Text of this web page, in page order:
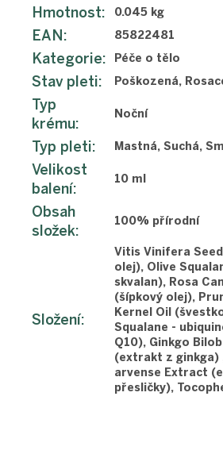
Hmotnost: 0.045 kg
EAN: 85822481
Kategorie: Péče o tělo
Stav pleti: Poškozená,
Typ
krému:
Noční
Typ pleti: Mastná, Suchá,
Velikost
balení:
10 ml
Obsah
složek:
100% přírodní
Složení:
Vitis Vinifera
olej), Olive
skvalan), Rosa
(šípkový olej),
Kernel Oil
Squalane -
Q10), Ginkgo
(extrakt z ginkga)
arvense Extract
přesličky),